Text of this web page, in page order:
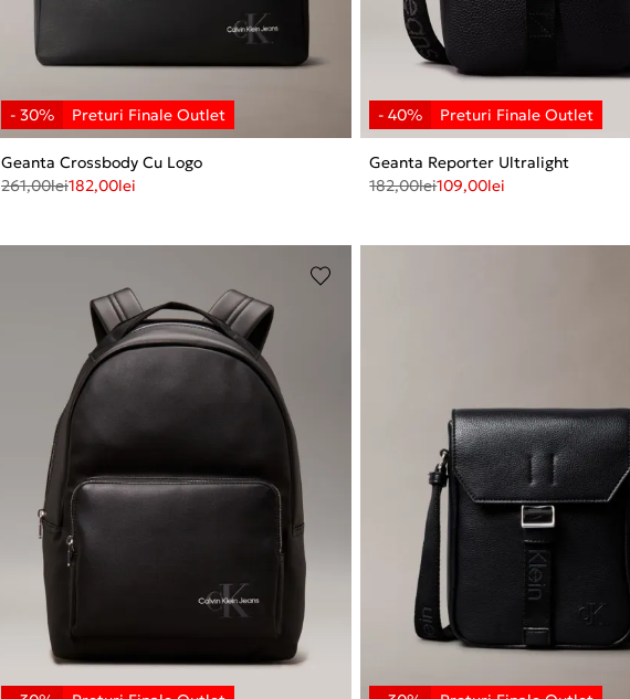
Geanta Crossbody Cu Logo
261,00lei182,00lei
Geanta Reporter Ultralight
182,00lei109,00lei